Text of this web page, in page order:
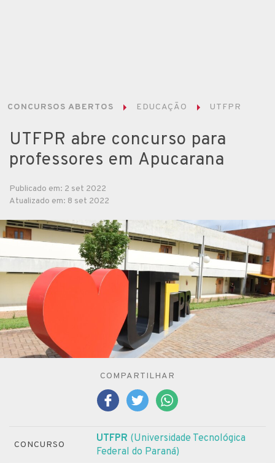
CONCURSOS ABERTOS EDUCAÇÃO UTFPR
UTFPR abre concurso para
professores em Apucarana
Publicado em: 2 set 2022
Atualizado em: 8 set 2022
COMPARTILHAR
CONCURSO
UTFPR (Universidade Tecnológica
Federal do Paraná)